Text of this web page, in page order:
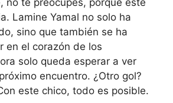
Lamine Yamal no solo ha
sino que también se ha
en el corazón de los
solo queda esperar a ver
encuentro. ¿Otro gol?
este chico, todo es posible.